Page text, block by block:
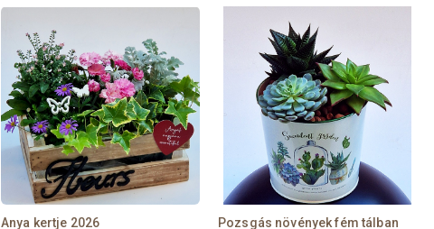
Anya kertje 2026 Pozsgás növények fém tálban